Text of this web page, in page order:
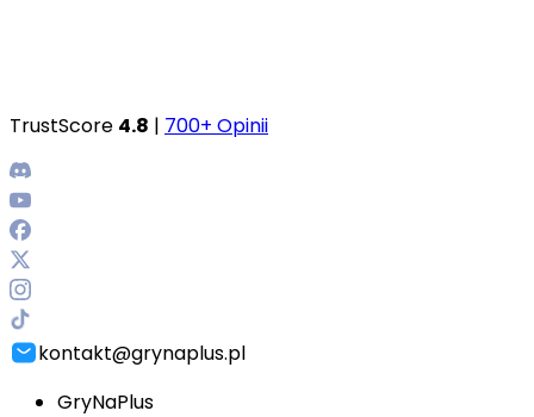
TrustScore 4.8 | 700+ Opinii
kontakt@grynaplus.pl
GryNaPlus